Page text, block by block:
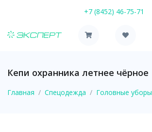
+7 (8452) 46-75-71
Кепи охранника летнее чёрное
Главная Спецодежда Головные уборы